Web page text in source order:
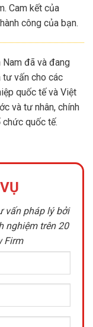
Cam kết của
công của bạn.
Nam đã và đang
tư vấn cho các
quốc tế và Việt
và tư nhân, chính
chức quốc tế.
vấn pháp lý bởi
nghiệm trên 20
Firm